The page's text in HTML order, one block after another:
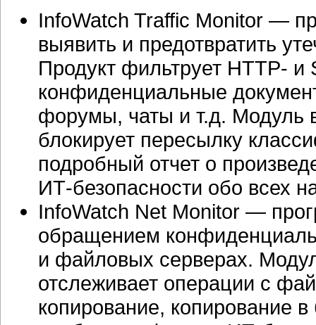
InfoWatch Traffic Monitor —
выявить и предотвратить
Продукт фильтрует HTTP- и
конфиденциальные
форумы, чаты и т.д. Модуль
блокирует пересылку
подробный отчет о
ИТ-безопасности обо всех
InfoWatch Net Monitor —
обращением
и файловых серверах.
отслеживает операции с
копирование, копирование